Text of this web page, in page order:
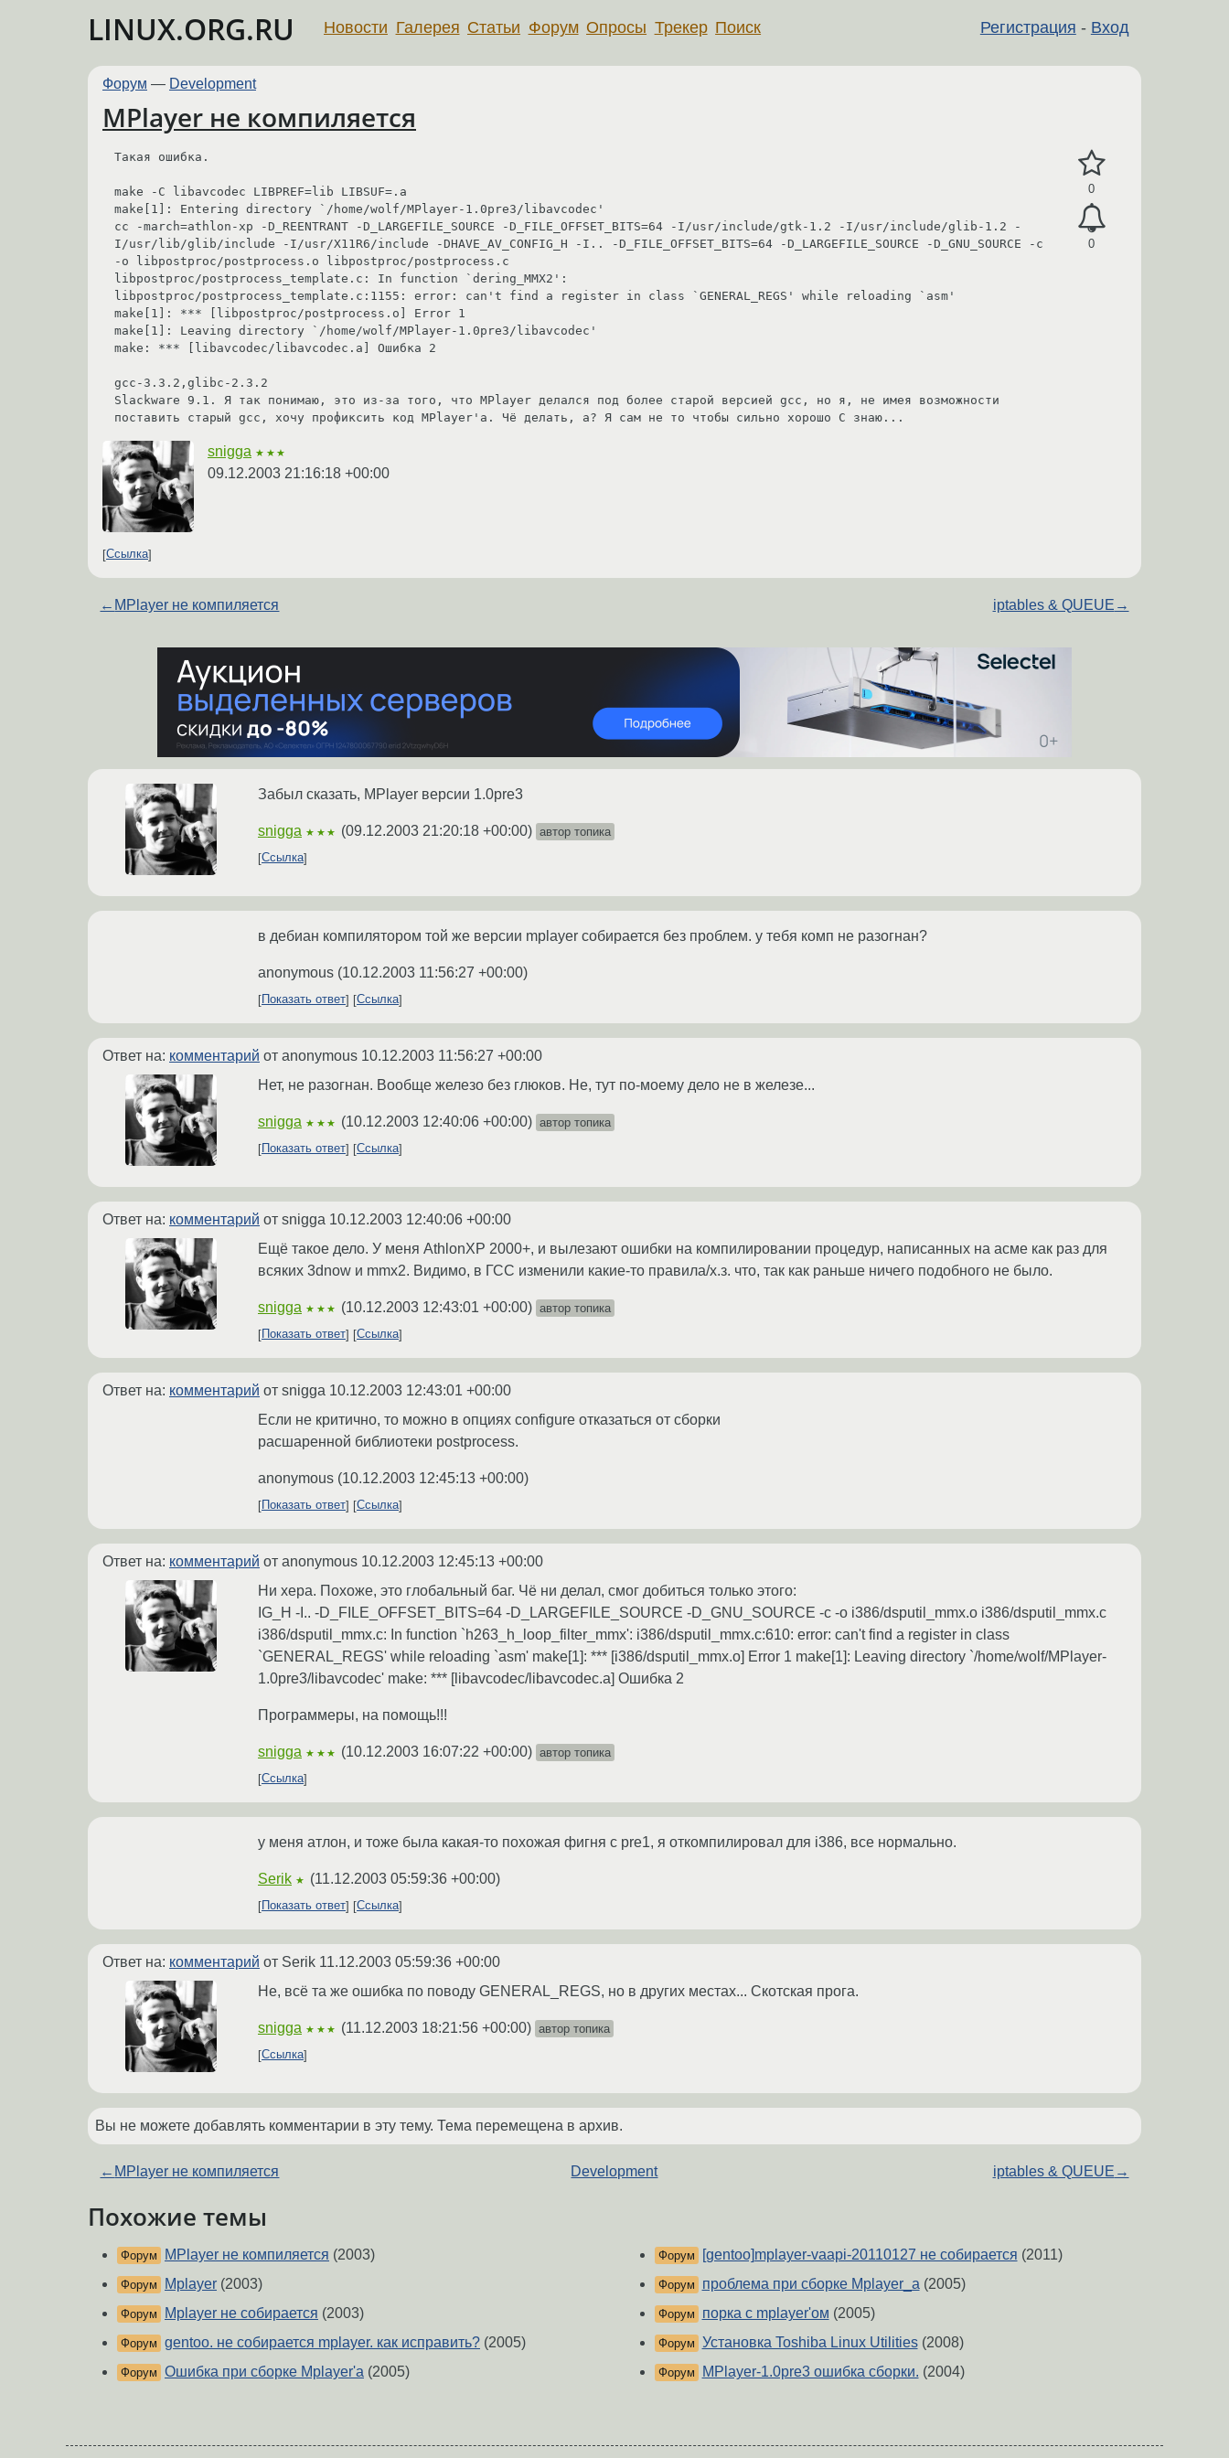
LINUX.ORG.RU Регистрация - Вход
Новости Галерея Статьи Форум Опросы Трекер Поиск
Форум — Development
MPlayer не компиляется
0
0
Такая ошибка.
make -C libavcodec LIBPREF=lib LIBSUF=.a
make[1]: Entering directory `/home/wolf/MPlayer-1.0pre3/libavcodec'
cc -march=athlon-xp -D_REENTRANT -D_LARGEFILE_SOURCE -D_FILE_OFFSET_BITS=64 -I/usr/include/gtk-1.2 -I/usr/include/glib-1.2 -
I/usr/lib/glib/include -I/usr/X11R6/include -DHAVE_AV_CONFIG_H -I.. -D_FILE_OFFSET_BITS=64 -D_LARGEFILE_SOURCE -D_GNU_SOURCE -c
-o libpostproc/postprocess.o libpostproc/postprocess.c
libpostproc/postprocess_template.c: In function `dering_MMX2':
libpostproc/postprocess_template.c:1155: error: can't find a register in class `GENERAL_REGS' while reloading `asm'
make[1]: *** [libpostproc/postprocess.o] Error 1
make[1]: Leaving directory `/home/wolf/MPlayer-1.0pre3/libavcodec'
make: *** [libavcodec/libavcodec.a] Ошибка 2
gcc-3.3.2,glibc-2.3.2
Slackware 9.1. Я так понимаю, это из-за того, что MPlayer делался под более старой версией gcc, но я, не имея возможности
поставить старый gcc, хочу профиксить код MPlayer'a. Чё делать, а? Я сам не то чтобы сильно хорошо C знаю...
snigga ★★★
09.12.2003 21:16:18 +00:00
Ссылка
← MPlayer не компиляется iptables & QUEUE →
Забыл сказать, MPlayer версии 1.0pre3
snigga ★★★ (09.12.2003 21:20:18 +00:00) автор топика
Ссылка
в дебиан компилятором той же версии mplayer собирается без проблем. у тебя комп не разогнан?
anonymous (10.12.2003 11:56:27 +00:00)
Показать ответ Ссылка
Ответ на: комментарий от anonymous 10.12.2003 11:56:27 +00:00
Нет, не разогнан. Вообще железо без глюков. Не, тут по-моему дело не в железе...
snigga ★★★ (10.12.2003 12:40:06 +00:00) автор топика
Показать ответ
Ссылка
Ответ на: комментарий от snigga 10.12.2003 12:40:06 +00:00
Ещё такое дело. У меня AthlonXP 2000+, и вылезают ошибки на компилировании процедур, написанных на асме как раз для
всяких 3dnow и mmx2. Видимо, в ГСС изменили какие-то правила/х.з. что, так как раньше ничего подобного не было.
snigga ★★★ (10.12.2003 12:43:01 +00:00) автор топика
Показать ответ
Ссылка
Ответ на: комментарий от snigga 10.12.2003 12:43:01 +00:00
Если не критично, то можно в опциях configure отказаться от сборки
расшаренной библиотеки postprocess.
anonymous (10.12.2003 12:45:13 +00:00)
Показать ответ Ссылка
Ответ на: комментарий от anonymous 10.12.2003 12:45:13 +00:00
Ни хера. Похоже, это глобальный баг. Чё ни делал, смог добиться только этого:
IG_H -I.. -D_FILE_OFFSET_BITS=64 -D_LARGEFILE_SOURCE -D_GNU_SOURCE -c -o i386/dsputil_mmx.o i386/dsputil_mmx.c
i386/dsputil_mmx.c: In function `h263_h_loop_filter_mmx': i386/dsputil_mmx.c:610: error: can't find a register in class
`GENERAL_REGS' while reloading `asm' make[1]: *** [i386/dsputil_mmx.o] Error 1 make[1]: Leaving directory `/home/wolf/MPlayer-
1.0pre3/libavcodec' make: *** [libavcodec/libavcodec.a] Ошибка 2
Программеры, на помощь!!!
snigga ★★★ (10.12.2003 16:07:22 +00:00) автор топика
Ссылка
у меня атлон, и тоже была какая-то похожая фигня с pre1, я откомпилировал для i386, все нормально.
Serik ★ (11.12.2003 05:59:36 +00:00)
Показать ответ Ссылка
Ответ на: комментарий от Serik 11.12.2003 05:59:36 +00:00
Не, всё та же ошибка по поводу GENERAL_REGS, но в других местах... Скотская прога.
snigga ★★★ (11.12.2003 18:21:56 +00:00) автор топика
Ссылка
Вы не можете добавлять комментарии в эту тему. Тема перемещена в архив.
← MPlayer не компиляется Development iptables & QUEUE →
Похожие темы
Форум MPlayer не компиляется (2003)
Форум Mplayer (2003)
Форум Mplayer не собирается (2003)
Форум gentoo. не собирается mplayer. как исправить? (2005)
Форум Ошибка при сборке Mplayer'а (2005)
Форум [gentoo]mplayer-vaapi-20110127 не собирается (2011)
Форум проблема при сборке Mplayer_а(2005)
Форум порка с mplayer'ом (2005)
Форум Установка Toshiba Linux Utilities(2008)
Форум MPlayer-1.0pre3 ошибка сборки. (2004)